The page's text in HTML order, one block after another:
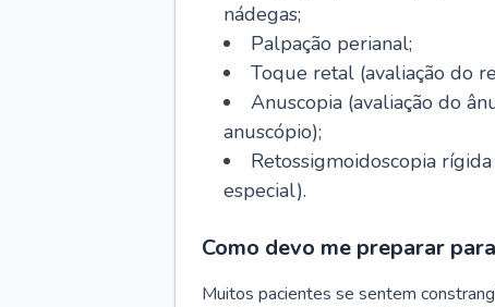
nádegas;
Palpação perianal;
Toque retal (avaliação do
Anuscopia (avaliação do
anuscópio);
Retossigmoidoscopia
especial).
Como devo me preparar
Muitos pacientes se sentem